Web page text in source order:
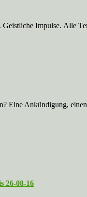
Impulse. Alle
Eine Ankündigung,
26-08-16